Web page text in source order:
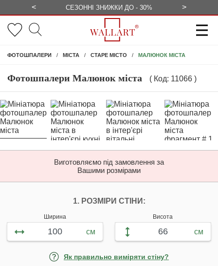
< СЕЗОННІ ЗНИЖКИ ДО - 30% >
ФОТОШПАЛЕРИ МІСТА СТАРЕ МІСТО МАЛЮНОК МІСТА
Фотошпалери Малюнок міста ( Код: 11066 )
Виготовляємо під замовлення за
Вашими розмірами
1. РОЗМІРИ СТІНИ:
Ширина
см
Висота
см
Як правильно виміряти стіну?